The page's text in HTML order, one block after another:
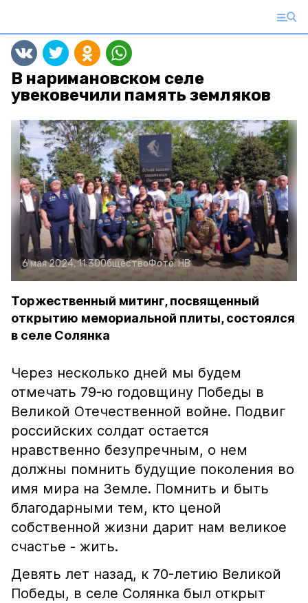
В наримановском селе
увековечили память земляков
6 мая 2024, 11:30ОбществоФото:НВ
Торжественный митинг, посвященный
открытию мемориальной плиты, состоялся
в селе Солянка
Через несколько дней мы будем
отмечать 79-ю годовщину Победы в
Великой Отечественной войне. Подвиг
российских солдат остается
нравственно безупречным, о нем
должны помнить будущие поколения во
имя мира на Земле. Помнить и быть
благодарными тем, кто ценой
собственной жизни дарит нам великое
счастье - жить.
Девять лет назад, к 70-летию Великой
Победы, в селе Солянка был открыт